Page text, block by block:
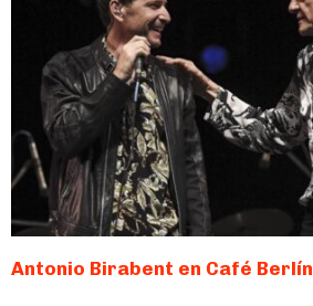
Antonio Birabent en Café Berlín